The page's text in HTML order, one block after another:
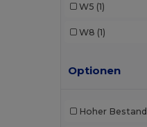
W5 (1)
W8 (1)
Optionen
Hoher Bestand